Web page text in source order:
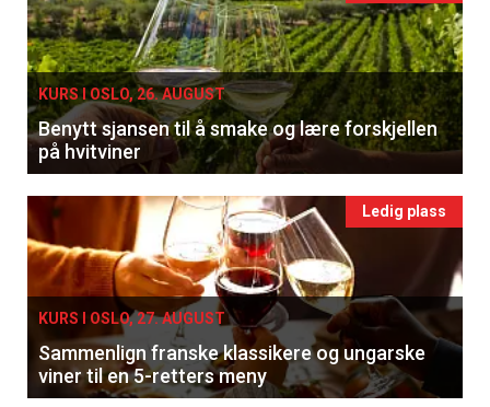
KURS I OSLO, 26. AUGUST
Benytt sjansen til å smake og lære forskjellen
på hvitviner
Ledig plass
KURS I OSLO, 27. AUGUST
Sammenlign franske klassikere og ungarske
viner til en 5-retters meny